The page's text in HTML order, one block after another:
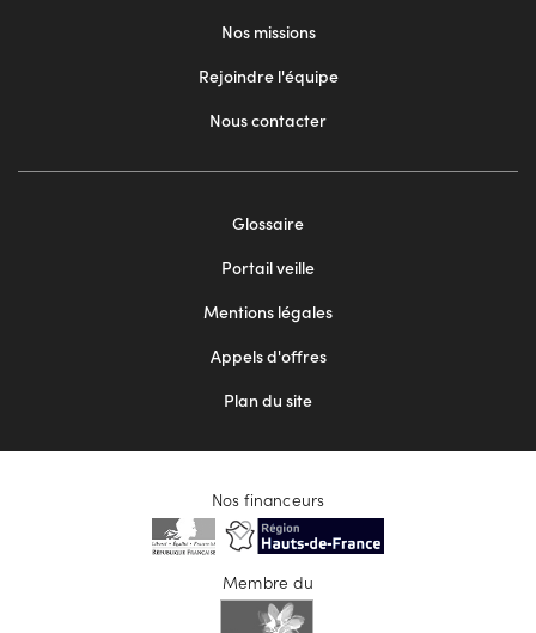
Nos missions
Rejoindre l'équipe
Nous contacter
Glossaire
Portail veille
Mentions légales
Appels d'offres
Plan du site
Nos financeurs
Membre du